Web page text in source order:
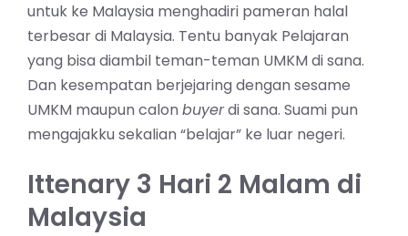
untuk ke Malaysia menghadiri pameran halal
terbesar di Malaysia. Tentu banyak Pelajaran
yang bisa diambil teman-teman UMKM di sana.
Dan kesempatan berjejaring dengan sesame
UMKM maupun calon buyerdi sana. Suami pun
mengajakku sekalian “belajar” ke luar negeri.
Ittenary 3 Hari 2 Malam di
Malaysia